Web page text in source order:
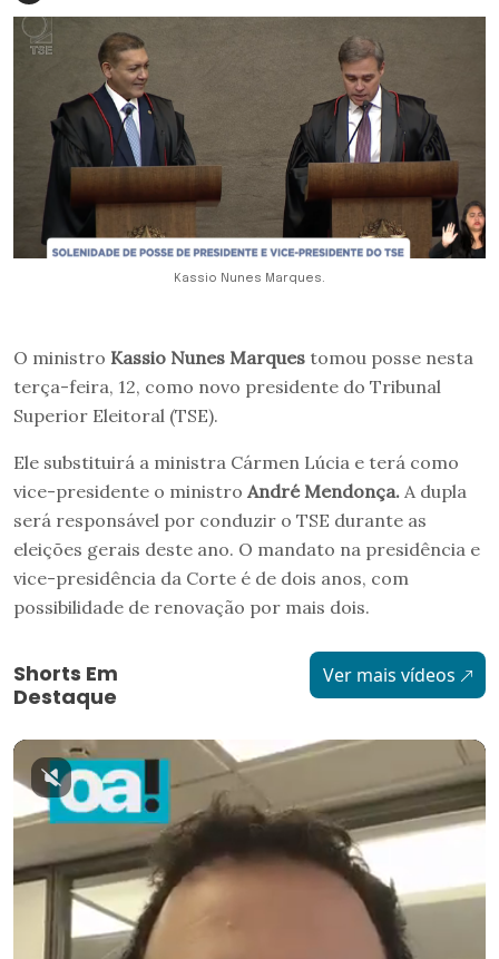
Kassio Nunes Marques.
O ministro Kassio Nunes Marques tomou posse nesta
terça-feira, 12, como novo presidente do Tribunal
Superior Eleitoral (TSE).
Ele substituirá a ministra Cármen Lúcia e terá como
vice-presidente o ministro André Mendonça. A dupla
será responsável por conduzir o TSE durante as
eleições gerais deste ano. O mandato na presidência e
vice-presidência da Corte é de dois anos, com
possibilidade de renovação por mais dois.
Shorts Em
Destaque
Ver mais vídeos